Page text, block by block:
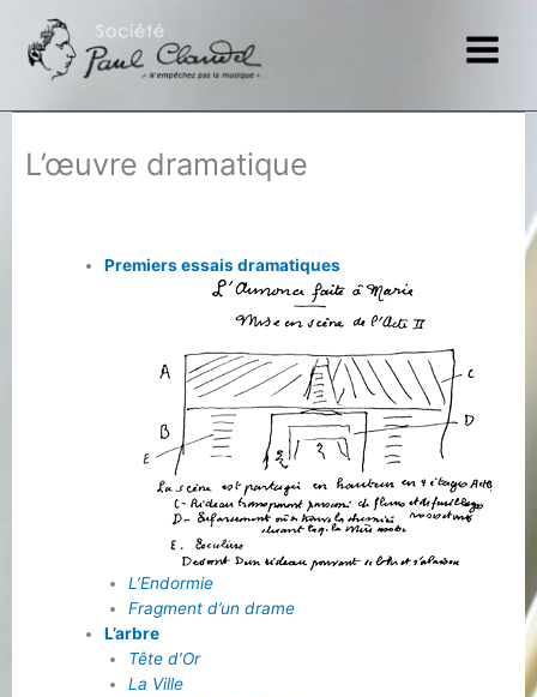
contenu
L’œuvre dramatique
Premiers essais dramatiques
L’Endormie
Fragment d’un drame
L’arbre
Tête d’Or
La Ville